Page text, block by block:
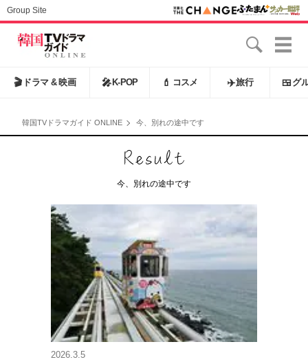
Group Site
🎬 ドラマ & 映画 🎤 K-POP 💄 コスメ ✈️旅行 🍱 グ
韓国TVドラマガイド ONLINE 今、別れの途中です
今、別れの途中です
2026.3.5